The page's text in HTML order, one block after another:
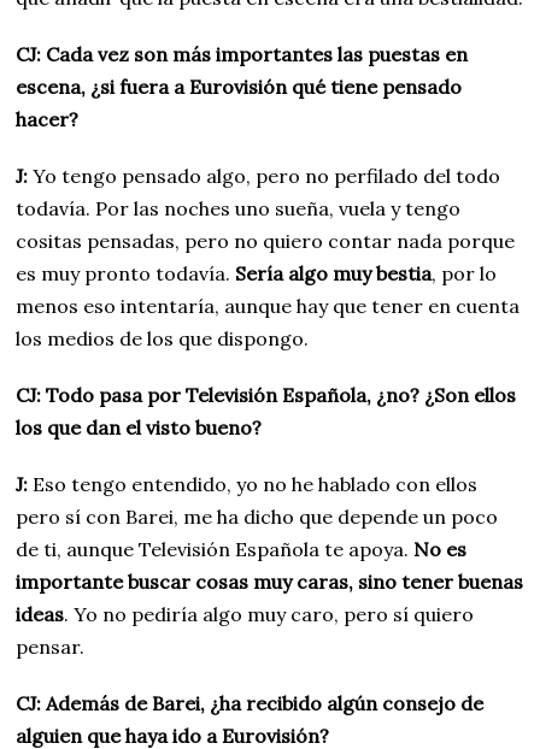
CJ: Cada vez son más importantes las puestas en
escena, ¿si fuera a Eurovisión qué tiene pensado
hacer?
J: Yo tengo pensado algo, pero no perfilado del todo
todavía. Por las noches uno sueña, vuela y tengo
cositas pensadas, pero no quiero contar nada porque
es muy pronto todavía. Sería algo muy bestia, por lo
menos eso intentaría, aunque hay que tener en cuenta
los medios de los que dispongo.
CJ: Todo pasa por Televisión Española, ¿no? ¿Son ellos
los que dan el visto bueno?
J: Eso tengo entendido, yo no he hablado con ellos
pero sí con Barei, me ha dicho que depende un poco
de ti, aunque Televisión Española te apoya. No es
importante buscar cosas muy caras, sino tener buenas
ideas. Yo no pediría algo muy caro, pero sí quiero
pensar.
CJ: Además de Barei, ¿ha recibido algún consejo de
alguien que haya ido a Eurovisión?